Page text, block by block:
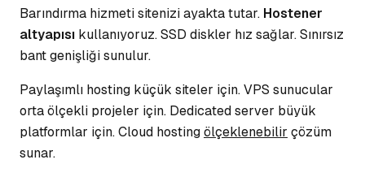
Barındırma hizmeti sitenizi ayakta tutar. Hostener
altyapısı kullanıyoruz. SSD diskler hız sağlar. Sınırsız
bant genişliği sunulur.
Paylaşımlı hosting küçük siteler için.VPS sunucular
orta ölçekli projeler için. Dedicated server büyük
platformlar için. Cloud hostingölçeklenebilir çözüm
sunar.